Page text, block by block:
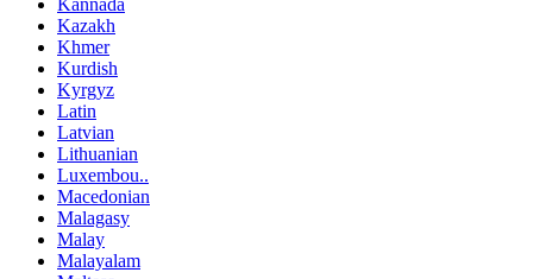
Kannada
Kazakh
Khmer
Kurdish
Kyrgyz
Latin
Latvian
Lithuanian
Luxembou..
Macedonian
Malagasy
Malay
Malayalam